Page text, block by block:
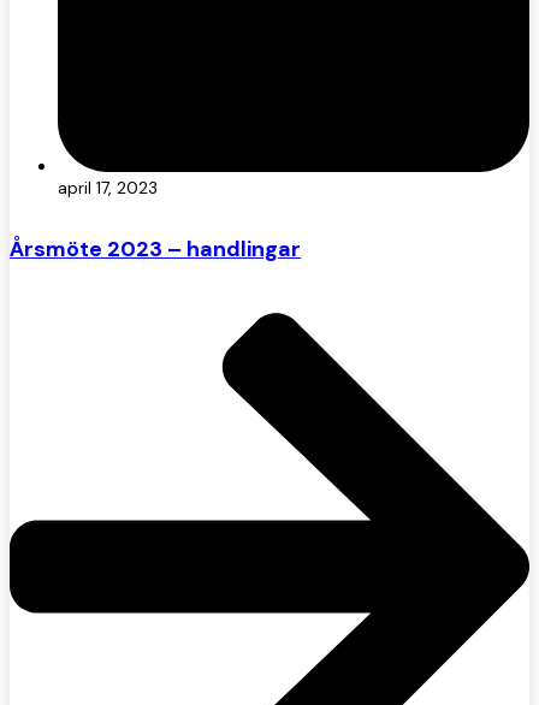
april 17, 2023
Årsmöte 2023 – handlingar